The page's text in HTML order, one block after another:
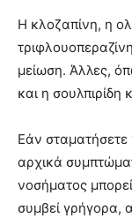
Η κλοζαπίνη, η
μείωση. Άλλες,
και η σουλπιρίδη
Εάν σταματήσετε
αρχικά
νοσήματος
συμβεί γρήγορα,